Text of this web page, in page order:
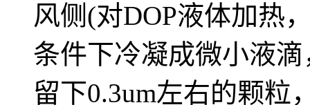
风侧(对DOP液体加热
条件下冷凝成微小液
留下0.3um左右的颗粒